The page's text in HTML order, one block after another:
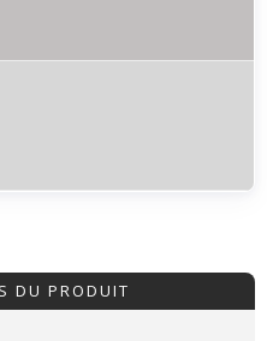
DU PRODUIT